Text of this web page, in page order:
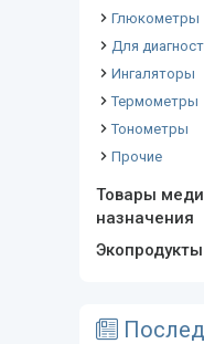
Глюкометры
Для
Ингаляторы
Термометры
Тонометры
Прочие
Товары
назначения
Экопродукты